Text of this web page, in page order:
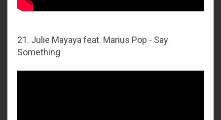
21. Julie Mayaya feat. Marius Pop - Say
Something